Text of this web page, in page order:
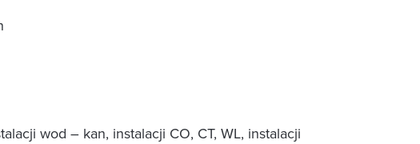
wod – kan, instalacji CO, CT, WL, instalacji